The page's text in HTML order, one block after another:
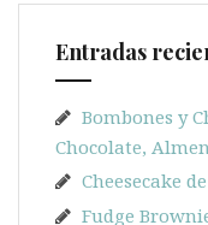
Entradas
Bombones y
Chocolate,
Cheesecake
Fudge